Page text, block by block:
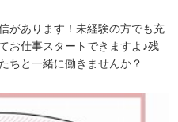
があります！未経験の方でも充
お仕事スタートできますよ♪残
ちと一緒に働きませんか？